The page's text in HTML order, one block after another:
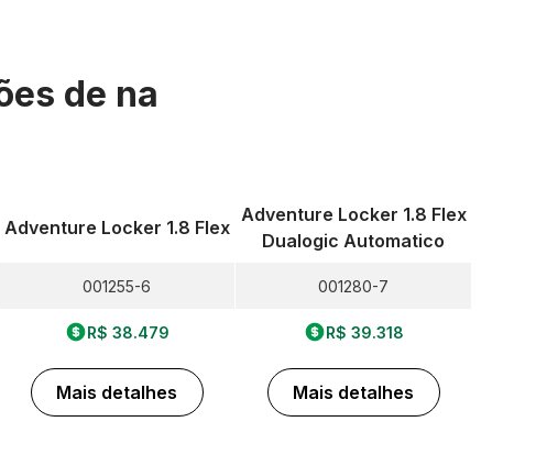
de na
Adventure Locker 1.8 Flex
001255-6
R$ 38.479
Mais detalhes
Adventure Locker 1.8 Flex
Dualogic Automatico
001280-7
R$ 39.318
Mais detalhes